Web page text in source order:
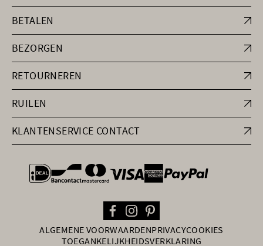
BETALEN
BEZORGEN
RETOURNEREN
RUILEN
KLANTENSERVICE CONTACT
general.paymentOptions
ALGEMENE VOORWAARDENPRIVACYCOOKIES
TOEGANKELIJKHEIDSVERKLARING